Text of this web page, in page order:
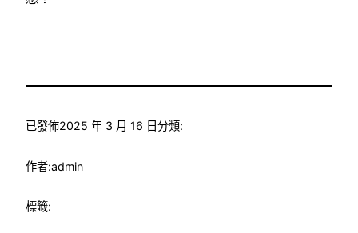
已發佈2025 年 3 月 16 日分類:
作者:admin
標籤: